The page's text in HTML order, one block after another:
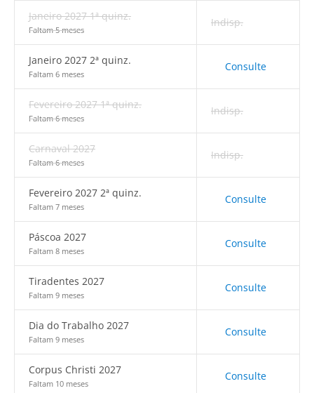
Janeiro 2027 1ª quinz.
Faltam 5 meses
Indisp.
Janeiro 2027 2ª quinz.
Faltam 6 meses
Consulte
Fevereiro 2027 1ª quinz.
Faltam 6 meses
Indisp.
Carnaval 2027
Faltam 6 meses
Indisp.
Fevereiro 2027 2ª quinz.
Faltam 7 meses
Consulte
Páscoa 2027
Faltam 8 meses
Consulte
Tiradentes 2027
Faltam 9 meses
Consulte
Dia do Trabalho 2027
Faltam 9 meses
Consulte
Corpus Christi 2027
Faltam 10 meses
Consulte